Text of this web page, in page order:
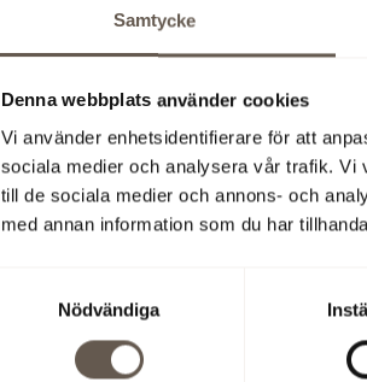
Samtycke
Denna webbplats använder cookies
Vi använder enhetsidentifierare för att
sociala medier och analysera vår trafik. Vi
till de sociala medier och annons- och
med annan information som du har
Nödvändiga
6 okt 1998 11:46
23 sep 1998 12:05